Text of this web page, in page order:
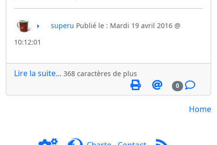
superu Publié le : Mardi 19 avril 2016 @
10:12:01
Lire la suite... 368 caractères de plus
0
Home